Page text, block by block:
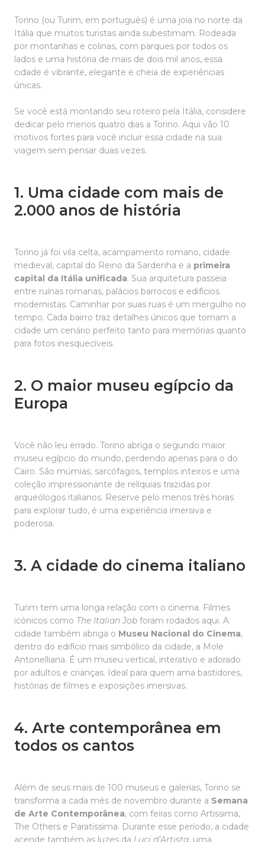
Torino (ou Turim, em português) é uma joia no norte da
Itália que muitos turistas ainda subestimam. Rodeada
por montanhas e colinas, com parques por todos os
lados e uma história de mais de dois mil anos, essa
cidade é vibrante, elegante e cheia de experiências
únicas.
Se você está montando seu roteiro pela Itália, considere
dedicar pelo menos quatro dias a Torino. Aqui vão 10
motivos fortes para você incluir essa cidade na sua
viagem sem pensar duas vezes.
1. Uma cidade com mais de
2.000 anos de história
Torino já foi vila celta, acampamento romano, cidade
medieval, capital do Reino da Sardenha e a primeira
capital da Itália unificada. Sua arquitetura passeia
entre ruínas romanas, palácios barrocos e edifícios
modernistas. Caminhar por suas ruas é um mergulho no
tempo. Cada bairro traz detalhes únicos que tornam a
cidade um cenário perfeito tanto para memórias quanto
para fotos inesquecíveis.
2. O maior museu egípcio da
Europa
Você não leu errado. Torino abriga o segundo maior
museu egípcio do mundo, perdendo apenas para o do
Cairo. São múmias, sarcófagos, templos inteiros e uma
coleção impressionante de relíquias trazidas por
arqueólogos italianos. Reserve pelo menos três horas
para explorar tudo, é uma experiência imersiva e
poderosa.
3. A cidade do cinema italiano
Turim tem uma longa relação com o cinema. Filmes
icônicos como The Italian Job foram rodados aqui. A
cidade também abriga o Museu Nacional do Cinema,
dentro do edifício mais simbólico da cidade, a Mole
Antonelliana. É um museu vertical, interativo e adorado
por adultos e crianças. Ideal para quem ama bastidores,
histórias de filmes e exposições imersivas.
4. Arte contemporânea em
todos os cantos
Além de seus mais de 100 museus e galerias, Torino se
transforma a cada mês de novembro durante a Semana
de Arte Contemporânea, com feiras como Artissima,
The Others e Paratissima. Durante esse período, a cidade
acende também as luzes da Luci d’Artista, uma